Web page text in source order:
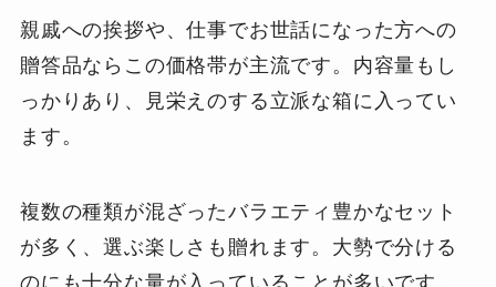
親戚への挨拶や、仕事でお世話になった方への
贈答品ならこの価格帯が主流です。内容量もし
っかりあり、見栄えのする立派な箱に入ってい
ます。
複数の種類が混ざったバラエティ豊かなセット
が多く、選ぶ楽しさも贈れます。大勢で分ける
のにも十分な量が入っていることが多いです。